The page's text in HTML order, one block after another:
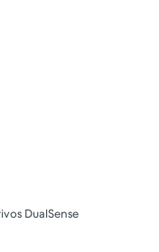
DualSense